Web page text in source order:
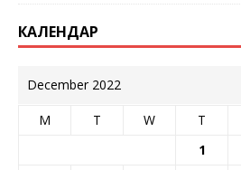
КАЛЕНДАР
December 2022
M T W T
1